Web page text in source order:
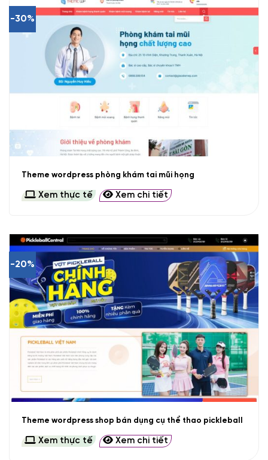
-30%
Theme wordpress phòng khám tai mũi họng
Xem thực tế Xem chi tiết
-20%
Theme wordpress shop bán dụng cụ thể thao pickleball
Xem thực tế Xem chi tiết